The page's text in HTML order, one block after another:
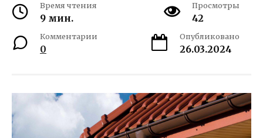
Время чтения
9 мин.
Просмотры
42
Комментарии
0
Опубликовано
26.03.2024